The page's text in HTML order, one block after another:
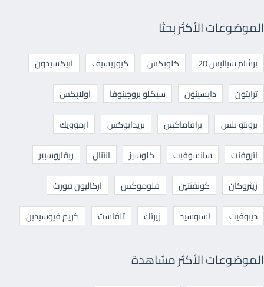
الموضوعات الأكثر بحثا
برشام سياليس 20 كلوبكس كيوريسيف
ابيكسيدون
ترايتون
دايسينون سيكلو بروجينوفا
اولابكس
برونتو بلس
برافاماكس بريدابوكس
ارموويك
اتروفنت
سانسوفيت كلوسيز انتنال
ريفاروسبير
زيثروكان
كونفنتين فلوموكس
اركاليون فورت
ديبوفيت
اسبوسيد زيرتك تلفاست كريم فيوسيدين
الموضوعات الأكثر مشاهدة